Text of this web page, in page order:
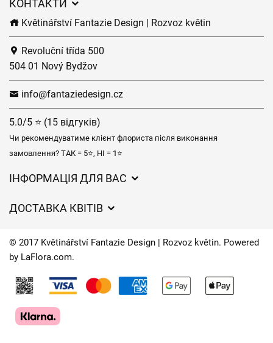
КОНТАКТИ
Květinářství Fantazie Design | Rozvoz květin
Revoluční třída 500
504 01 Nový Bydžov
info@fantaziedesign.cz
5.0/5 ⭐ (15 відгуків)
Чи рекомендуватиме клієнт флориста після виконання
замовлення? ТАК = 5⭐, НІ = 1⭐
ІНФОРМАЦІЯ ДЛЯ ВАС
Захист персональних даних
Час доставки квітів – огляд можливостей
ДОСТАВКА КВІТІВ
Куди ми доставляємо квіти
Контакти
© 2017 Květinářství Fantazie Design | Rozvoz květin. Powered
by LaFlora.com.